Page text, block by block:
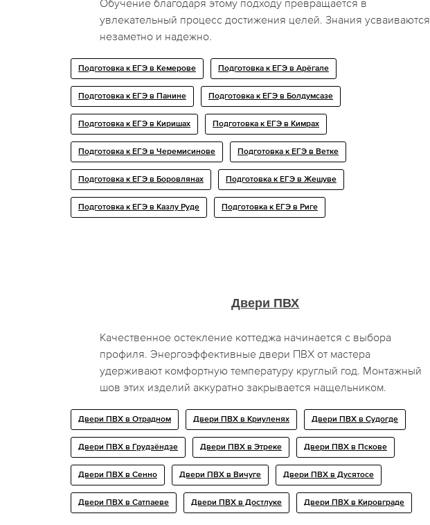
Обучение благодаря этому подходу превращается в
увлекательный процесс достижения целей. Знания усваиваются
незаметно и надежно.
Подготовка к ЕГЭ в Кемерове Подготовка к ЕГЭ в Арёгале
Подготовка к ЕГЭ в Панине Подготовка к ЕГЭ в Болдумсазе
Подготовка к ЕГЭ в Киришах Подготовка к ЕГЭ в Кимрах
Подготовка к ЕГЭ в Черемисинове Подготовка к ЕГЭ в Ветке
Подготовка к ЕГЭ в Боровлянах Подготовка к ЕГЭ в Жешуве
Подготовка к ЕГЭ в Казлу Руде Подготовка к ЕГЭ в Риге
Двери ПВХ
Качественное остекление коттеджа начинается с выбора
профиля. Энергоэффективные двери ПВХ от мастера
удерживают комфортную температуру круглый год. Монтажный
шов этих изделий аккуратно закрывается нащельником.
Двери ПВХ в Отрадном Двери ПВХ в Криуленях Двери ПВХ в Судогде
Двери ПВХ в Грудзёндзе Двери ПВХ в Этреке Двери ПВХ в Пскове
Двери ПВХ в Сенно Двери ПВХ в Вичуге Двери ПВХ в Дусятосе
Двери ПВХ в Сатпаеве Двери ПВХ в Достлуке Двери ПВХ в Кировграде